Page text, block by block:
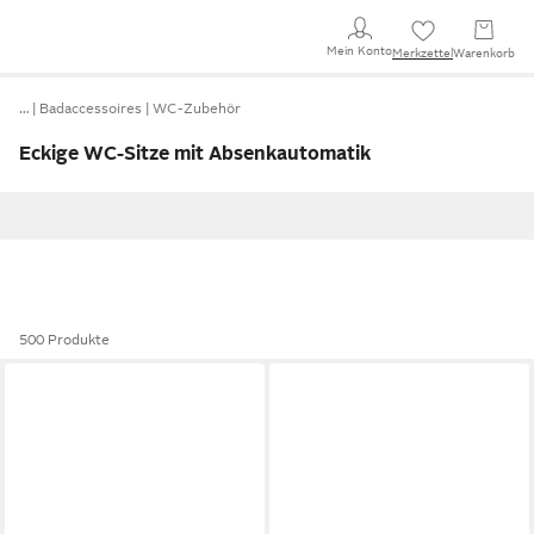
Mein KontoMerkzettel Warenkorb
… Badaccessoires WC-Zubehör
Eckige WC-Sitze mit Absenkautomatik
500 Produkte